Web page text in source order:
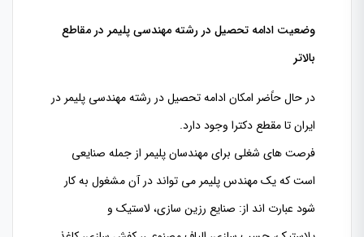
وضعیت ادامه تحصیل در رشته مهندسی پلیمر در مقاطع
بالاتر
در حال حاًضر امکان ادامه تحصیل در رشته مهندسی پلیمر در
ایران تا مقطع دکترا وجود دارد.
فرصت های شغلی برای مهندسان پلیمر از جمله صنایعی
است که یک مهندس پلیمر می تواند در آن مشغول به کار
شود عبارت اند از: صنایع رزین سازی، لاستیک و